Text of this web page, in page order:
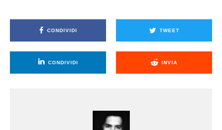
CONDIVIDI TWEET
CONDIVIDI INVIA